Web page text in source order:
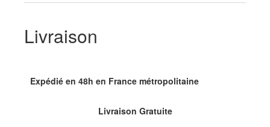
Livraison
Expédié en 48h en France métropolitaine
Livraison Gratuite